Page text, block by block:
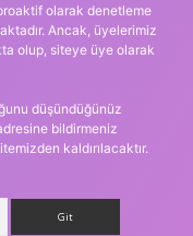
olarak denetleme
Ancak, üyelerimiz
olup, siteye üye olarak
düşündüğünüz
bildirmeniz
kaldırılacaktır.